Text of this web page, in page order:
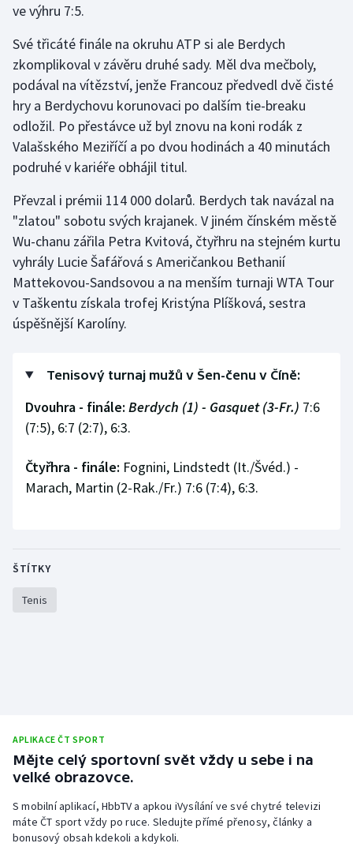
Lezení
Lyže a snowboard
Moderní pětiboj
Motorsport
Olympijské hry
Parasport
Plavání
Plážový volejbal
Ragby
Short track
Sportovní střelba
ve výhru 7:5.
Své třicáté finále na okruhu ATP si ale Berdych
zkomplikoval v závěru druhé sady. Měl dva mečboly,
podával na vítězství, jenže Francouz předvedl dvě čisté
hry a Berdychovu korunovaci po dalším tie-breaku
odložil. Po přestávce už byl znovu na koni rodák z
Valašského Meziříčí a po dvou hodinách a 40 minutách
podruhé v kariéře obhájil titul.
Převzal i prémii 114 000 dolarů. Berdych tak navázal na
"zlatou" sobotu svých krajanek. V jiném čínském městě
Wu-chanu zářila Petra Kvitová, čtyřhru na stejném kurtu
vyhrály Lucie Šafářová s Američankou Bethanií
Mattekovou-Sandsovou a na menším turnaji WTA Tour
v Taškentu získala trofej Kristýna Plíšková, sestra
úspěšnější Karolíny.
Tenisový turnaj mužů v Šen-čenu v Číně:
Dvouhra - finále: Berdych (1) - Gasquet (3-Fr.) 7:6
(7:5), 6:7 (2:7), 6:3.
Čtyřhra - finále: Fognini, Lindstedt (It./Švéd.) -
Marach, Martin (2-Rak./Fr.) 7:6 (7:4), 6:3.
ŠTÍTKY
Tenis
APLIKACE ČT SPORT
Mějte celý sportovní svět vždy u sebe i na
velké obrazovce.
S mobilní aplikací, HbbTV a apkou iVysílání ve své chytré televizi
máte ČT sport vždy po ruce. Sledujte přímé přenosy, články a
bonusový obsah kdekoli a kdykoli.